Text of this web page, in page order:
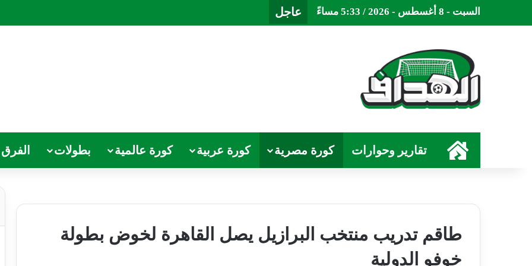
السبت - 8 أغسطس - 2026 / 5:33 مساءً عاجل
الرئيسيةتقارير وحوارات كورة مصرية كورة عربية كورة عالمية بطولات الفرق
طاقم تدريب منتخب البرازيل يصل القاهرة لخوض بطولة
خوفو الدولية